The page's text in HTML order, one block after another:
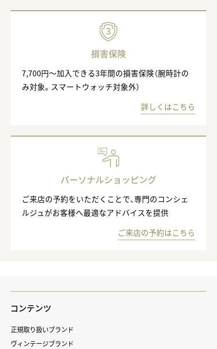
損害保険
7,700円〜加入できる3年間の損害保険（腕時計の
み対象。スマートウォッチ対象外）
詳しくはこちら
パーソナルショッピング
ご来店の予約をいただくことで、専門のコンシェ
ルジュがお客様へ最適なアドバイスを提供
ご来店の予約はこちら
コンテンツ
正規取り扱いブランド
ヴィンテージブランド